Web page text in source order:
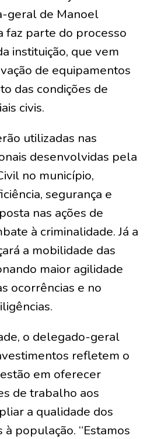
geral de Manoel
faz parte do processo
instituição, que vem
de equipamentos
das condições de
civis.
utilizadas nas
desenvolvidas pela
no município,
segurança e
nas ações de
à criminalidade. Já a
a mobilidade das
maior agilidade
ocorrências e no
o delegado-geral
refletem o
em oferecer
de trabalho aos
a qualidade dos
população. “Estamos